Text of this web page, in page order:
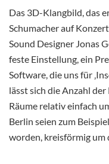
Das 3D-Klangbild, das
Schumacher auf
Sound Designer Jonas
feste Einstellung, ein
Software, die uns für
lässt sich die Anzahl
Räume relativ einfach
Berlin seien zum
worden, kreisförmig um